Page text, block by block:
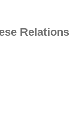
Relations